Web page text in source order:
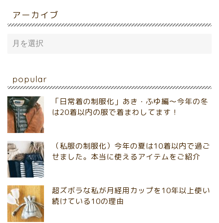
アーカイブ
popular
「日常着の制服化」あき・ふゆ編～今年の冬
は20着以内の服で着まわしてます！
（私服の制服化）今年の夏は10着以内で過ご
せました。本当に使えるアイテムをご紹介
超ズボラな私が月経用カップを10年以上使い
続けている10の理由